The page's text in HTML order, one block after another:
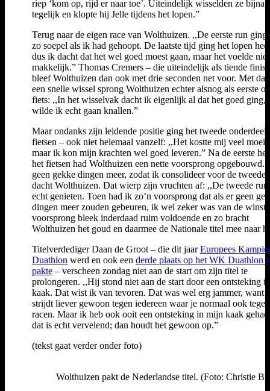
riep ‘kom op, rijd er naar toe’. Uiteindelijk wisselden ze bijna
tegelijk en klopte hij Jelle tijdens het lopen.”
Terug naar de eigen race van Wolthuizen. ,,De eerste run ging
zo soepel als ik had gehoopt. De laatste tijd ging het lopen
dus ik dacht dat het wel goed moest gaan, maar het voelde
makkelijk.” Thomas Cremers – die uiteindelijk als tiende
bleef Wolthuizen dan ook met drie seconden net voor. Met
een snelle wissel sprong Wolthuizen echter alsnog als eerste
fiets: ,,In het wisselvak dacht ik eigenlijk al dat het goed ging,
wilde ik echt gaan knallen.”
Maar ondanks zijn leidende positie ging het tweede onderdeel
fietsen – ook niet helemaal vanzelf: ,,Het kostte mij veel
maar ik kon mijn krachten wel goed leveren.” Na de eerste
het fietsen had Wolthuizen een nette voorsprong opgebouwd.
geen gekke dingen meer, zodat ik consolideer voor de tweede
dacht Wolthuizen. Dat wierp zijn vruchten af: ,,De tweede run
echt genieten. Toen had ik zo’n voorsprong dat als er geen
dingen meer zouden gebeuren, ik wel zeker was van de
voorsprong bleek inderdaad ruim voldoende en zo bracht
Wolthuizen het goud en daarmee de Nationale titel mee naar
Titelverdediger Daan de Groot – die dit jaarEuropees
Duathlon werd en ook een derde plaats op het WK Duathlon
pakte – verscheen zondag niet aan de start om zijn titel te
prolongeren. ,,Hij stond niet aan de start door een ontsteking
kaak. Dat wist ik van tevoren. Dat was wel erg jammer, want
strijdt liever gewoon tegen iedereen waar je normaal ook
racen. Maar ik heb ook ooit een ontsteking in mijn kaak
dat is echt vervelend; dan houdt het gewoon op.”
(tekst gaat verder onder foto)
Wolthuizen pakt de Nederlandse titel. (Foto: Christie